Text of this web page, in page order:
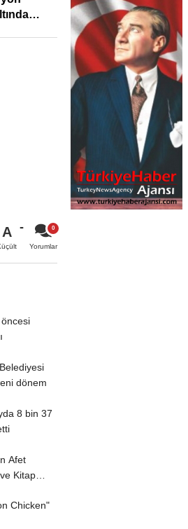
A
Yorumlar
dönem
8 bin 37
Afet
Kitap
Chicken"